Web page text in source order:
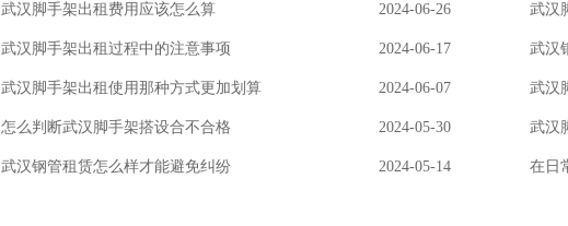
2024-06-26
武汉脚手架出租费用应该怎么算 武汉
2024-06-17
武汉脚手架出租过程中的注意事项 武汉
2024-06-07
武汉脚手架出租使用那种方式更加划算 武汉
2024-05-30
怎么判断武汉脚手架搭设合不合格 武汉
2024-05-14
武汉钢管租赁怎么样才能避免纠纷 在日